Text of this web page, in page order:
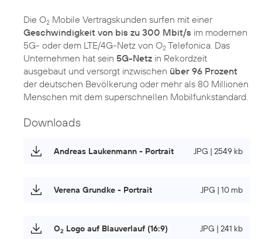
Die O2 Mobile Vertragskunden surfen mit einer
Geschwindigkeit von bis zu 300 Mbit/s im modernen
5G- oder dem LTE/4G-Netz von O2 Telefonica. Das
Unternehmen hat sein 5G-Netz in Rekordzeit
ausgebaut und versorgt inzwischen über 96 Prozent
der deutschen Bevölkerung oder mehr als 80 Millionen
Menschen mit dem superschnellen Mobilfunkstandard.
Downloads
Andreas Laukenmann - Portrait JPG | 2549 kb
Verena Grundke - Portrait JPG | 10 mb
O2 Logo auf Blauverlauf (16:9) JPG | 241 kb